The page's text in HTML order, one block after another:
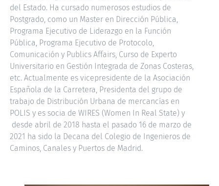
del Estado. Ha cursado numerosos estudios de
Postgrado, como un Master en Dirección Pública,
Programa Ejecutivo de Liderazgo en la Función
Pública, Programa Ejecutivo de Protocolo,
Comunicación y Publics Affairs, Curso de Experto
Universitario en Gestión Integrada de Zonas Costeras,
etc. Actualmente es vicepresidente de la Asociación
Española de la Carretera, Presidenta del grupo de
trabajo de Distribución Urbana de mercancías en
POLIS y es socia de WIRES (Women In Real State) y
desde abril de 2018 hasta el pasado 16 de marzo de
2021 ha sido la Decana del Colegio de Ingenieros de
Caminos, Canales y Puertos de Madrid.